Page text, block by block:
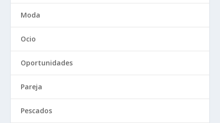
Moda
Ocio
Oportunidades
Pareja
Pescados